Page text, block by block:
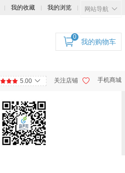
我的收藏 我的浏览 网站导航
我的购物车
0
5.00 关注店铺 手机商城